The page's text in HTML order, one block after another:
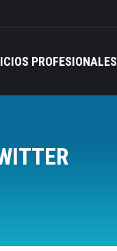
PROFESIONALES